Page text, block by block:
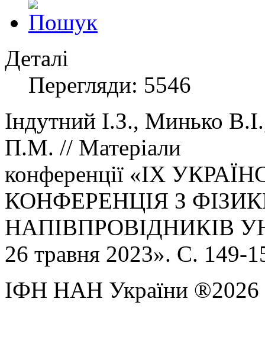
Деталі
Перегляди: 5546
Індутний І.З., Минько
П.М. // Матеріали
конференції «ІХ
КОНФЕРЕНЦІЯ З
НАПІВПРОВІДНИКІВ
26 травня 2023». C. 149-
ІФН НАН України ®2026